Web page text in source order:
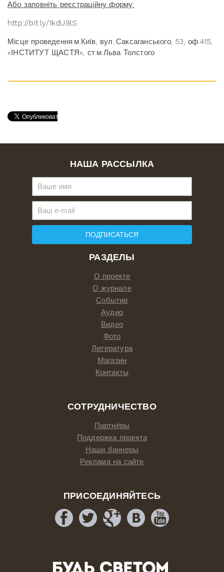
Або заповніть реєстраційну форму:
http://bit.ly/1kdU9lS
Місце проведення:м.Київ, вул..Саксаганського, 53, оф.415,
«ІНСТИТУТ ЩАСТЯ», ст.м.Льва Толстого
РАЗДЕЛЫ
О проекте
О журнале
События
Аудио
Видео
Фото
Литература
Магазин
Контакты
СОТРУДНИЧЕСТВО
Партнёры
Поддержка проекта
Наши баннеры
Реклама на сайте
ПРИСОЕДИНЯЙТЕСЬ
НАША РАССЫЛКА
ПОДПИСАТЬСЯ